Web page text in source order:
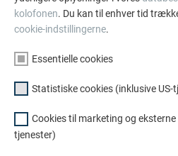
kolofonen. Du kan til enhver tid
cookie-indstillingerne.
Essentielle cookies
Statistiske cookies (inklusive US-
Cookies til marketing og eksterne
tjenester)